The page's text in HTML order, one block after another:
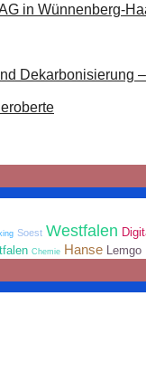
in Wünnenberg-
Dekarbonisierung
Soest Westfalen
Chemie Hanse Lemgo